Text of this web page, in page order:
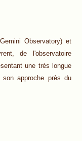
Observatory) et
de l'observatoire
une très longue
approche près du